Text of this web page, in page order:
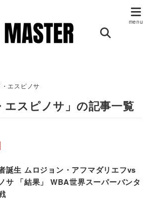
エスピノサ
エスピノサ」の記事一覧
誕生 ムロジョン・アフマダリエフvs
サ 「結果」 WBA世界スーパーバンタ